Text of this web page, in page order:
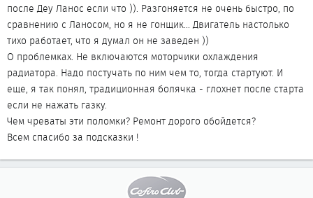
после Деу Ланос если что )). Разгоняется не очень быстро, по
сравнению с Ланосом, но я не гонщик... Двигатель настолько
тихо работает, что я думал он не заведен ))
О проблемках. Не включаются моторчики охлаждения
радиатора. Надо постучать по ним чем то, тогда стартуют. И
еще, я так понял, традиционная болячка - глохнет после старта
если не нажать газку.
Чем чреваты эти поломки? Ремонт дорого обойдется?
Всем спасибо за подсказки !